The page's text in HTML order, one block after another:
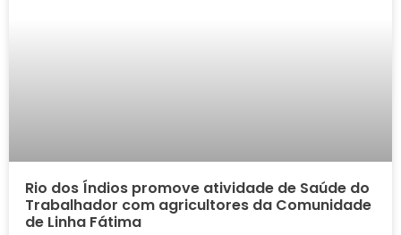
Rio dos Índios promove atividade de Saúde do
Trabalhador com agricultores da Comunidade
de Linha Fátima